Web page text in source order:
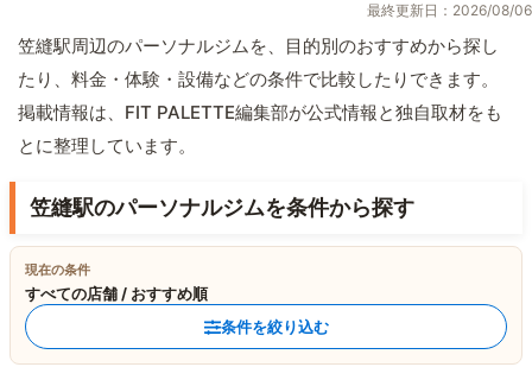
最終更新日：2026/08/06
笠縫駅周辺のパーソナルジムを、目的別のおすすめから探し
たり、料金・体験・設備などの条件で比較したりできます。
掲載情報は、FIT PALETTE編集部が公式情報と独自取材をも
とに整理しています。
笠縫駅のパーソナルジムを条件から探す
現在の条件
すべての店舗 / おすすめ順
条件を絞り込む